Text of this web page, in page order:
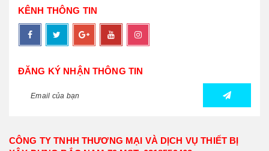
KÊNH THÔNG TIN
ĐĂNG KÝ NHẬN THÔNG TIN
CÔNG TY TNHH THƯƠNG MẠI VÀ DỊCH VỤ THIẾT BỊ